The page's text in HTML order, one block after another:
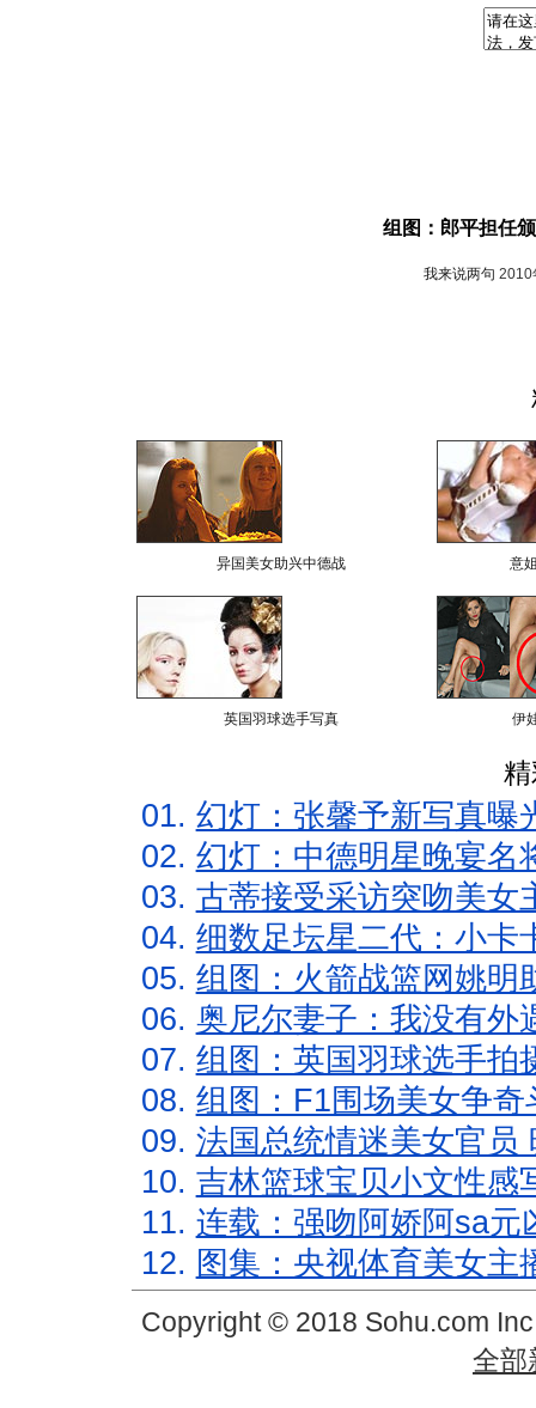
组图：郎平担任
我来说两句 2010
异国美女助兴中德战 意
英国羽球选手写真 伊
01. 幻灯：张馨予新写真曝
02. 幻灯：中德明星晚宴名
03. 古蒂接受采访突吻美女
04. 细数足坛星二代：小卡
05. 组图：火箭战篮网姚明
06. 奥尼尔妻子：我没有外
07. 组图：英国羽球选手拍
08. 组图：F1围场美女争
09. 法国总统情迷美女官员
10. 吉林篮球宝贝小文性感
11. 连载：强吻阿娇阿sa元
12. 图集：央视体育美女主
Copyright © 2018 Sohu.com
全部